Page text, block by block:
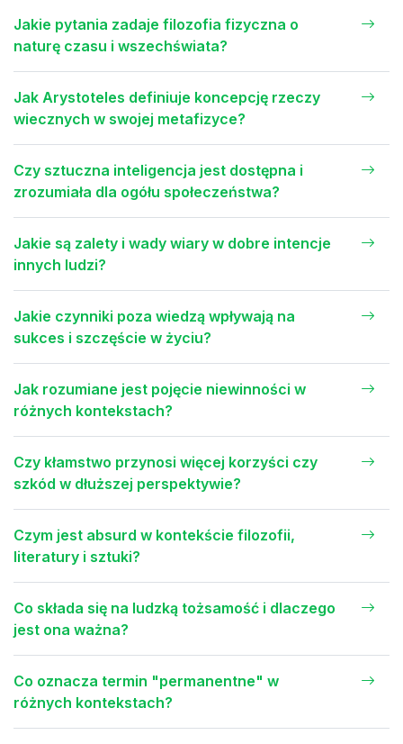
Jakie pytania zadaje filozofia fizyczna o
naturę czasu i wszechświata?
Jak Arystoteles definiuje koncepcję rzeczy
wiecznych w swojej metafizyce?
Czy sztuczna inteligencja jest dostępna i
zrozumiała dla ogółu społeczeństwa?
Jakie są zalety i wady wiary w dobre intencje
innych ludzi?
Jakie czynniki poza wiedzą wpływają na
sukces i szczęście w życiu?
Jak rozumiane jest pojęcie niewinności w
różnych kontekstach?
Czy kłamstwo przynosi więcej korzyści czy
szkód w dłuższej perspektywie?
Czym jest absurd w kontekście filozofii,
literatury i sztuki?
Co składa się na ludzką tożsamość i dlaczego
jest ona ważna?
Co oznacza termin "permanentne" w
różnych kontekstach?